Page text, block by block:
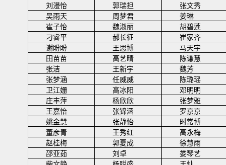
刘漫怡
郭瑞担
张文秀
吴雨天
周梦君
姜琳
崔子怡
魏淑丽
胡碧莲
刁睿平
郝长征
崔家齐
谢盼盼
王思博
马天宇
田苗苗
高艺晴
陈谦慧
张洁
王新宇
魏芳
张梦涵
任威威
陈璐瑶
卫江姗
高冰阳
邓明明
庄丰萍
杨欣欣
张梦雅
王嘉怡
张锦涵
罗京京
姚金慧
张静怡
时常博
董彦青
王秀红
高永梅
赵桂梅
郭夏成
徐慧雨
邵亚茹
刘卓
娄琴艺